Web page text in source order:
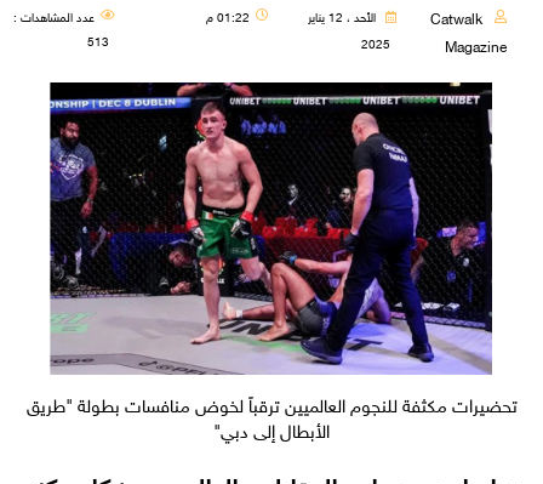
Catwalk
Magazine
الأحد ، 12 يناير
2025
01:22 م
عدد المشاهدات :
513
تحضيرات مكثفة للنجوم العالميين ترقباً لخوض منافسات بطولة "طريق
الأبطال إلى دبي"